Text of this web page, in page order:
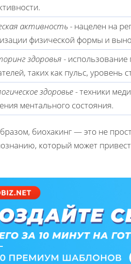
активность- нацелен на
физической формы и
здоровья - использование
таких как пульс, уровень
здоровье- техники
ментального состояния.
биохакинг — это не
который может